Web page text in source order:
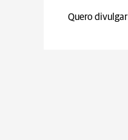
Quero divulgar